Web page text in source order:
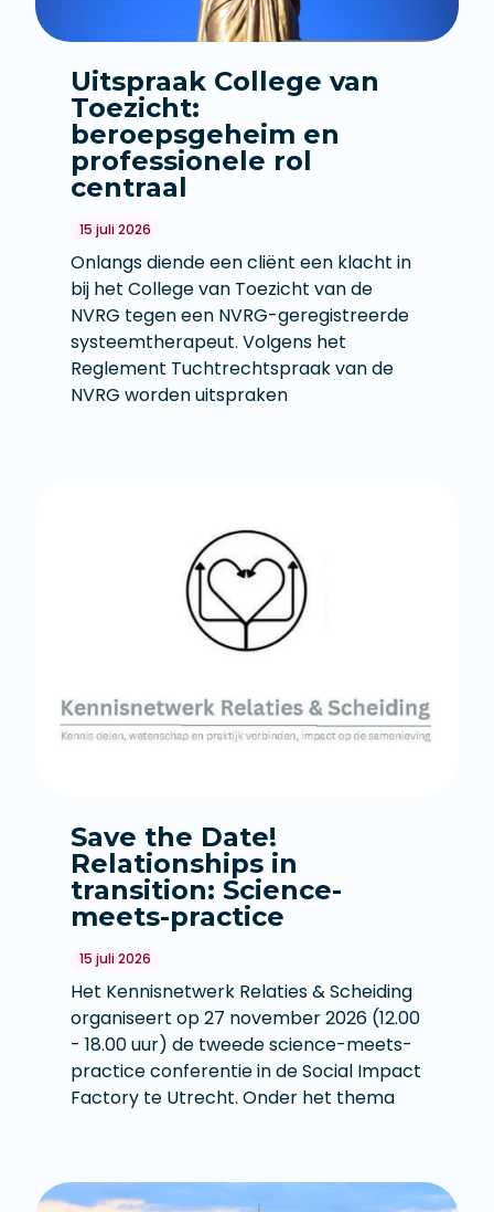
Uitspraak College van
Toezicht:
beroepsgeheim en
professionele rol
centraal
15 juli 2026
Onlangs diende een cliënt een klacht in
bij het College van Toezicht van de
NVRG tegen een NVRG-geregistreerde
systeemtherapeut. Volgens het
Reglement Tuchtrechtspraak van de
NVRG worden uitspraken
Save the Date!
Relationships in
transition: Science-
meets-practice
15 juli 2026
Het Kennisnetwerk Relaties & Scheiding
organiseert op 27 november 2026 (12.00
- 18.00 uur) de tweede science-meets-
practice conferentie in de Social Impact
Factory te Utrecht. Onder het thema